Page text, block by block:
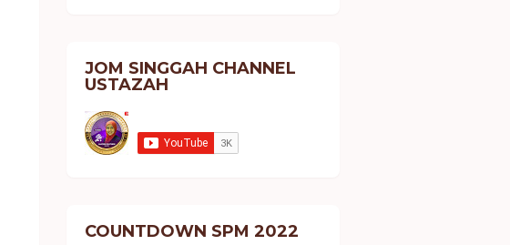
JOM SINGGAH CHANNEL
USTAZAH
COUNTDOWN SPM 2022